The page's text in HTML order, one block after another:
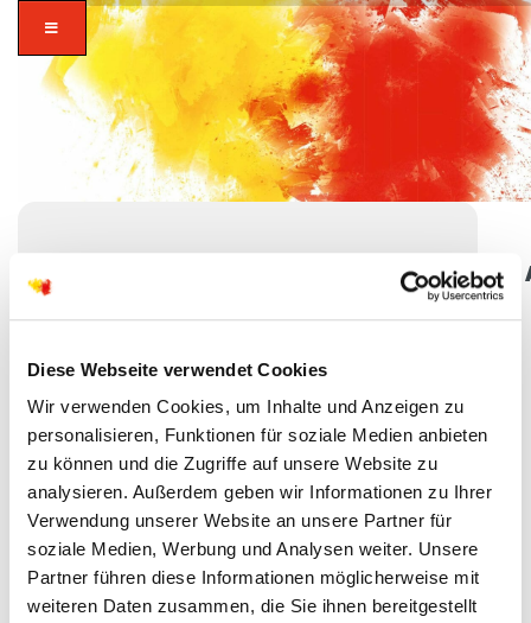
Diese Webseite verwendet Cookies
Wir verwenden Cookies, um Inhalte und Anzeigen zu
personalisieren, Funktionen für soziale Medien anbieten
zu können und die Zugriffe auf unsere Website zu
analysieren. Außerdem geben wir Informationen zu Ihrer
Verwendung unserer Website an unsere Partner für
soziale Medien, Werbung und Analysen weiter. Unsere
Partner führen diese Informationen möglicherweise mit
weiteren Daten zusammen, die Sie ihnen bereitgestellt
zusammen in
vielfalt glauben.
WINDECKEN
Kirchplatz 2, 61130 Nidderau
VERANSTALTUNGEN AN
DIESEM ORT